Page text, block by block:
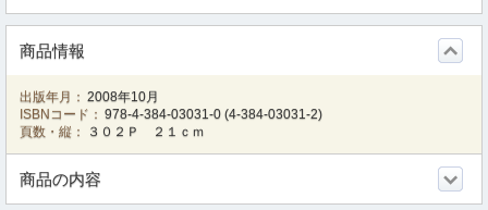
商品情報
出版年月： 2008年10月
ISBNコード： 978-4-384-03031-0 (4-384-03031-2)
頁数・縦：
３０２Ｐ ２１ｃｍ
商品の内容